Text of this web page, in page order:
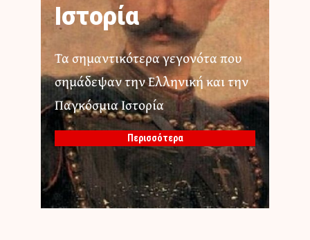
Ιστορία
Τα σημαντικότερα γεγονότα που
σημάδεψαν την Ελληνική και την
Παγκόσμια Ιστορία
Περισσότερα